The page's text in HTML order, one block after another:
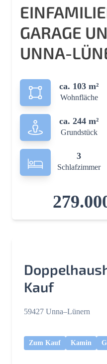
GARAGE
UNNA-
ca. 103 m²
Wohnfläche
ca. 244 m²
Grundstück
3
Schlafzimmer
Kauf
59427 Unna–Lünern
Zum Kauf Kamin